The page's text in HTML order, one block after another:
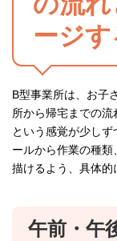
ージす
B型事業所は、お子
所から帰宅までの流
という感覚が少し
ールから作業の種
描けるよう、具体的
午前・午